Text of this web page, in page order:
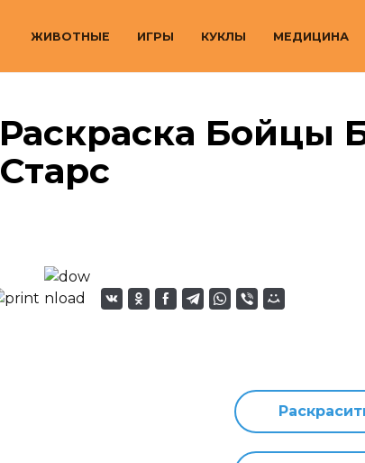
ЖИВОТНЫЕ ИГРЫ КУКЛЫ МЕДИЦИНА
Раскраска Бойцы
Старс